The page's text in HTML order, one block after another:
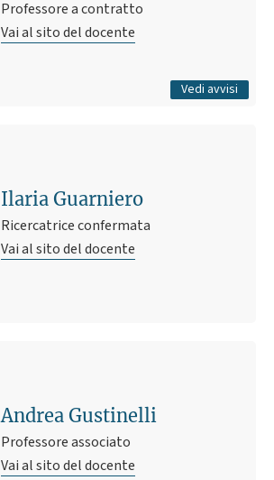
Professore a contratto
Vai al sito del docente
Vedi avvisi
Tutti gli avvisi
Ilaria Guarniero
Ricercatrice confermata
Vai al sito del docente
Andrea Gustinelli
Professore associato
Vai al sito del docente